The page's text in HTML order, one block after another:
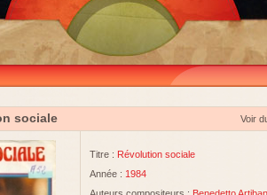
sociale Voir
Titre : Révolution sociale
Année : 1984